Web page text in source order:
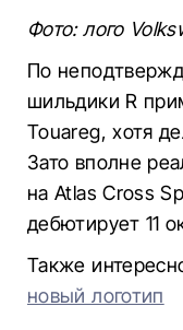
Фото: лого
По
шильдики R
Touareg, хотя
Зато вполне
на Atlas Cross
дебютирует 11
Также
новый логотип